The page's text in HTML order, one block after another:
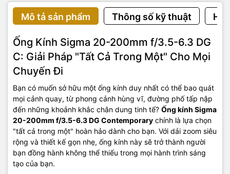
Mô tả sản phẩm Thông số kỹ thuật
Ống Kính Sigma 20-200mm f/3.5-6.3 DG
C: Giải Pháp "Tất Cả Trong Một" Cho Mọi
Chuyến Đi
Bạn có muốn sở hữu một ống kính duy nhất có thể bao quát
mọi cảnh quay, từ phong cảnh hùng vĩ, đường phố tấp nập
đến những khoảnh khắc chân dung tinh tế? Ống kính Sigma
20-200mm f/3.5-6.3 DG Contemporary chính là lựa chọn
"tất cả trong một" hoàn hảo dành cho bạn. Với dải zoom siêu
rộng và thiết kế gọn nhẹ, ống kính này sẽ trở thành người
bạn đồng hành không thể thiếu trong mọi hành trình sáng
tạo của bạn.